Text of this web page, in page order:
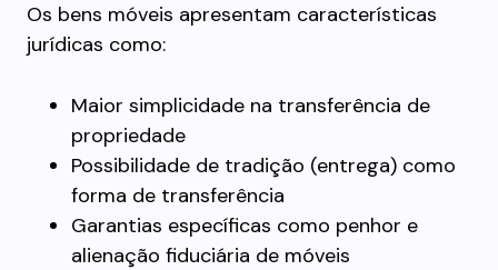
Os bens móveis apresentam características
jurídicas como:
Maior simplicidade na transferência de
propriedade
Possibilidade de tradição (entrega) como
forma de transferência
Garantias específicas como penhor e
alienação fiduciária de móveis